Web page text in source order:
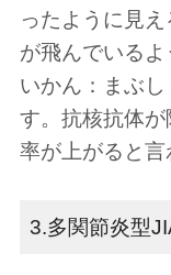
ったように見
が飛んでいる
いかん：まぶ
す。抗核抗体
率が上がると言
3.多関節炎型